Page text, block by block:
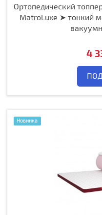
Ортопедический
MatroLuxe ➤ тонкий
4
Новинка